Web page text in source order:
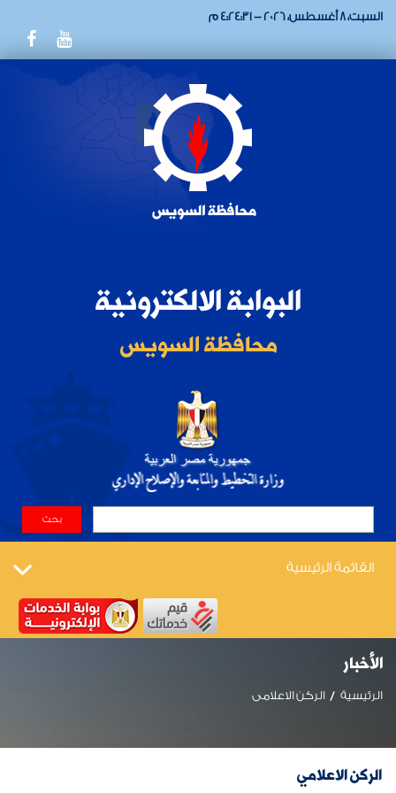
السبت، 8 أغسطس، 2026 - 4:24:31 م
البوابة الالكترونية
محافظة السويس
القائمة الرئيسية
الأخبار
الرئيسية الركن الاعلامى
الركن الاعلامي